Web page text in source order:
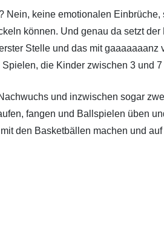
Nein, keine emotionalen
können. Und genau da setzt
Stelle und das mit
die Kinder zwischen 3 und
und inzwischen sogar
fangen und Ballspielen üben
den Basketbällen machen und